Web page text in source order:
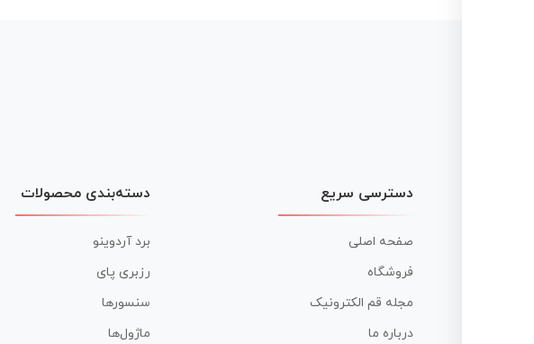
دسترسی سریع
صفحه اصلی
فروشگاه
مجله قم الکترونیک
درباره ما
دسته‌بندی محصولات
برد آردوینو
رزبری پای
سنسورها
ماژول‌ها